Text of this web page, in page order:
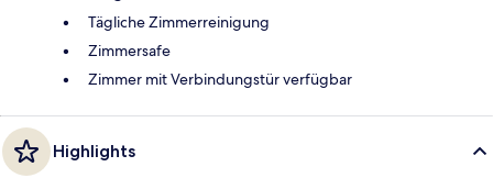
Tägliche Zimmerreinigung
Zimmersafe
Zimmer mit Verbindungstür verfügbar
Highlights